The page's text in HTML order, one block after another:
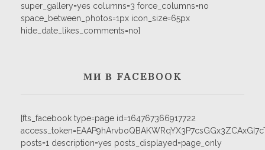
super_gallery=yes columns=3 force_columns=no
space_between_photos=1px icon_size=65px
hide_date_likes_comments=no]
МИ В FACEBOOK
[fts_facebook type=page id=164767366917722
posts=1 description=yes posts_displayed=page_only